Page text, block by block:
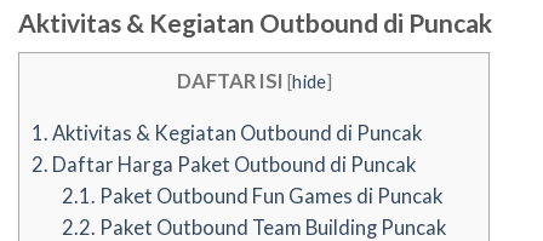
Aktivitas & Kegiatan Outbound di Puncak
DAFTAR ISI [hide]
1. Aktivitas & Kegiatan Outbound di Puncak
2. Daftar Harga Paket Outbound di Puncak
2.1. Paket Outbound Fun Games di Puncak
2.2. Paket Outbound Team Building Puncak